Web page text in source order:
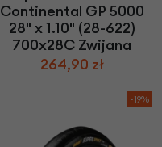
Continental GP 5000
28" x 1.10" (28-622)
700x28C Zwijana
264,90 zł
-19%